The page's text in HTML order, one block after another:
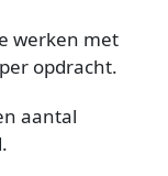
werken met
opdracht.
aantal